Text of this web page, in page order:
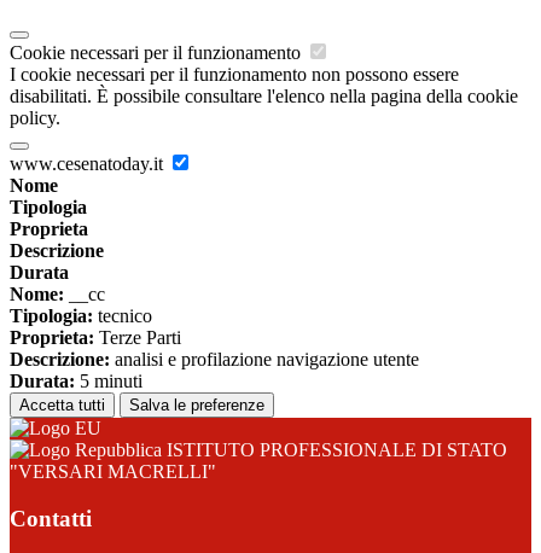
Cookie necessari per il funzionamento
I cookie necessari per il funzionamento non possono essere
disabilitati. È possibile consultare l'elenco nella pagina della cookie
policy.
www.cesenatoday.it
Nome
Tipologia
Proprieta
Descrizione
Durata
Nome: __cc
Tipologia: tecnico
Proprieta: Terze Parti
Descrizione: analisi e profilazione navigazione utente
Durata: 5 minuti
Accetta tutti Salva le preferenze
ISTITUTO PROFESSIONALE DI STATO
"VERSARI MACRELLI"
Contatti